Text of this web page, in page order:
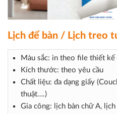
Lịch để bàn / Lịch treo
Màu sắc: in theo file thiết kế
Kích thước: theo yêu cầu
Chất liệu: đa dạng giấy
thuật….)
Gia công: lịch bàn chữ A,